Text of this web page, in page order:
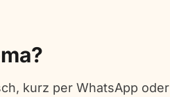
kurz per WhatsApp oder